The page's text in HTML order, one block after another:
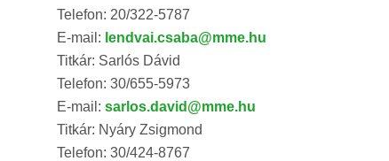
Telefon: 20/322-5787
E-mail: lendvai.csaba@mme.hu
Titkár: Sarlós Dávid
Telefon: 30/655-5973
E-mail: sarlos.david@mme.hu
Titkár: Nyáry Zsigmond
Telefon: 30/424-8767